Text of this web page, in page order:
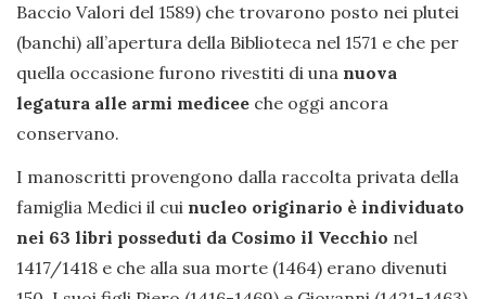
Baccio Valori del 1589) che trovarono posto nei plutei
(banchi) all’apertura della Biblioteca nel 1571 e che per
quella occasione furono rivestiti di una nuova
legatura alle armi medicee che oggi ancora
conservano.
I manoscritti provengono dalla raccolta privata della
famiglia Medici il cui nucleo originario è individuato
nei 63 libri posseduti da Cosimo il Vecchio nel
1417/1418 e che alla sua morte (1464) erano divenuti